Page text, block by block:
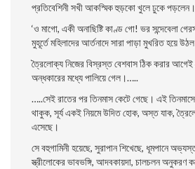
প্রতিবেশিনী সখী আকস্মিক হুড়কো খুলে ঢুকে পড়লেন।
‘ও মাগাে, একী অনাছিষ্টি কাণ্ড গাে! ভর সন্দেবেলা
মুহূর্তে মহিলাদের আর্তনাদে সারা পাড়া মুখরিত হয়ে
ত্রৈলােক্য নিজের বিস্রস্ত বেশবাস ঠিক করার
অন্ধকারের মধ্যে পালিয়ে গেল।…..
…..সেই রাতের পর তিনমাস কেটে গেছে। এই
থাকুক, সূর্য একই নিয়মে উদিত হােক, অস্ত যাক,
এসেছে।
সে বহুগামিনী হয়েছে, সুরাপান শিখেছে, ধূমপানে
স্ত্রীলােকের ভাবভঙ্গি, আদবকায়দা, চালচলন অনুকরণ